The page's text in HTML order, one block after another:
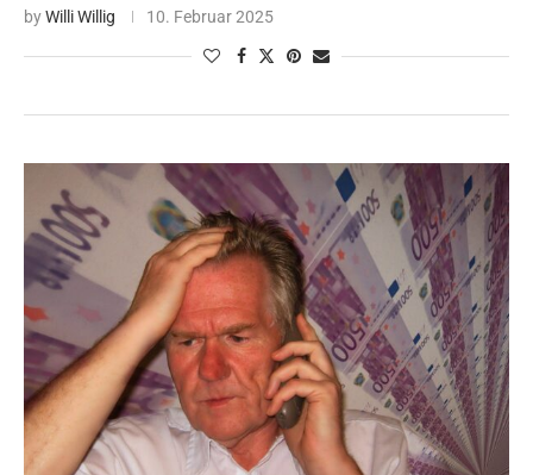
byWilli Willig 10. Februar 2025